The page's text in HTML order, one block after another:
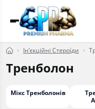
Ін’єкційні Стероїди
Тренболон
Мікс Тренболонів